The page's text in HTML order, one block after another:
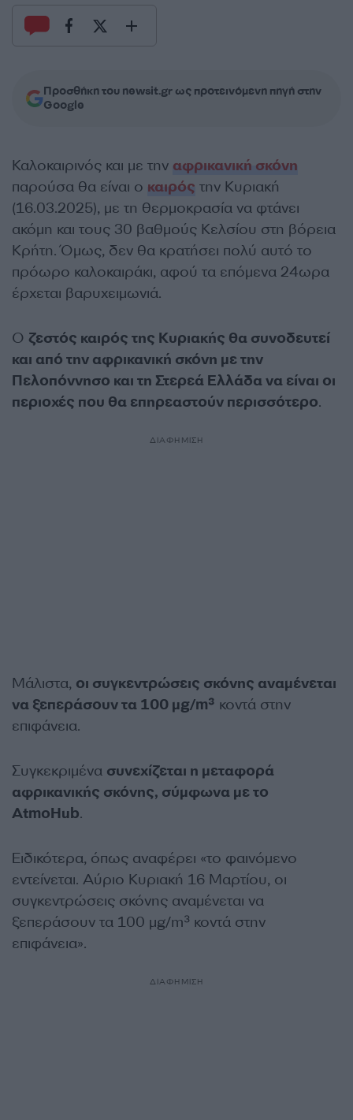
Προσθήκη του newsit.gr ως προτεινόμενη πηγή στην
Google
Καλοκαιρινός και με την αφρικανική σκόνη
παρούσα θα είναι ο καιρός την Κυριακή
(16.03.2025), με τη θερμοκρασία να φτάνει
ακόμη και τους 30 βαθμούς Κελσίου στη βόρεια
Κρήτη. Όμως, δεν θα κρατήσει πολύ αυτό το
πρόωρο καλοκαιράκι, αφού τα επόμενα 24ωρα
έρχεται βαρυχειμωνιά.
Ο ζεστός καιρός της Κυριακής θα συνοδευτεί
και από την αφρικανική σκόνη με την
Πελοπόννησο και τη Στερεά Ελλάδα να είναι οι
περιοχές που θα επηρεαστούν περισσότερο.
ΔΙΑΦΗΜΙΣΗ
Μάλιστα, οι συγκεντρώσεις σκόνης αναμένεται
να ξεπεράσουν τα 100 μg/m³ κοντά στην
επιφάνεια.
Συγκεκριμένα συνεχίζεται η μεταφορά
αφρικανικής σκόνης, σύμφωνα με το
AtmoHub.
Ειδικότερα, όπως αναφέρει «το φαινόμενο
εντείνεται. Αύριο Κυριακή 16 Μαρτίου, οι
συγκεντρώσεις σκόνης αναμένεται να
ξεπεράσουν τα 100 μg/m³ κοντά στην
επιφάνεια».
ΔΙΑΦΗΜΙΣΗ